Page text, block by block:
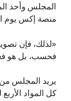
المجلس وأحد
منصة إكس يوم
«لذلك، فإن
فحسب، بل هو
يريد المجلس
كل المواد